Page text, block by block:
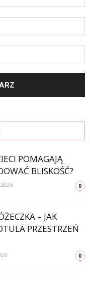
POMAGAJĄ
BLISKOŚĆ?
0
– JAK
PRZESTRZEŃ
0